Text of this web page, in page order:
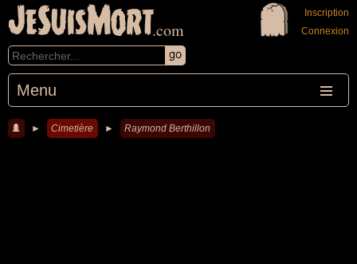
JeSuisMort.com
Menu
Inscription
Connexion
► Cimetière ► Raymond Berthillon